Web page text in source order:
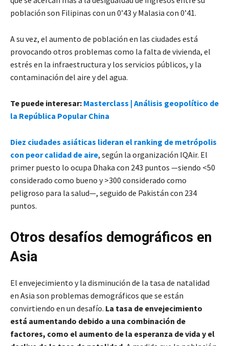
población son Filipinas con un 0’43 y Malasia con 0’41.
A su vez, el aumento de población en las ciudades está
provocando otros problemas como la falta de vivienda, el
estrés en la infraestructura y los servicios públicos, y la
contaminación del aire y del agua.
Te puede interesar: Masterclass | Análisis geopolítico de
la República Popular China
Diez ciudades asiáticas lideran el ranking de metrópolis
con peor calidad de aire, según la organización IQAir. El
primer puesto lo ocupa Dhaka con 243 puntos —siendo <50
considerado como bueno y >300 considerado como
peligroso para la salud—, seguido de Pakistán con 234
puntos.
Otros desafíos demográficos en
Asia
El envejecimiento y la disminución de la tasa de natalidad
en Asia son problemas demográficos que se están
convirtiendo en un desafío. La tasa de envejecimiento
está aumentando debido a una combinación de
factores, como el aumento de la esperanza de vida y el